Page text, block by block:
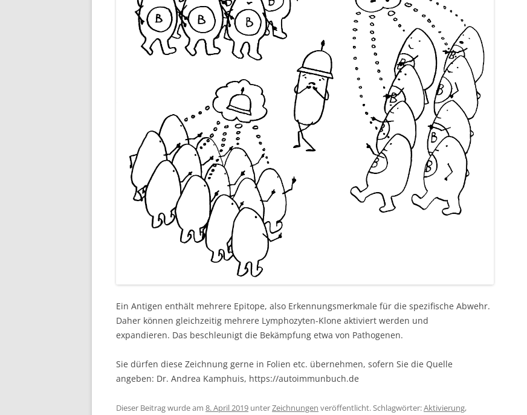
Ein Antigen enthält mehrere Epitope, also Erkennungsmerkmale für die spezifische Abwehr.
Daher können gleichzeitig mehrere Lymphozyten-Klone aktiviert werden und
expandieren. Das beschleunigt die Bekämpfung etwa von Pathogenen.
Sie dürfen diese Zeichnung gerne in Folien etc. übernehmen, sofern Sie die Quelle
angeben: Dr. Andrea Kamphuis, https://autoimmunbuch.de
Dieser Beitrag wurde am 8. April 2019 unterZeichnungen veröffentlicht. Schlagwörter:Aktivierung,